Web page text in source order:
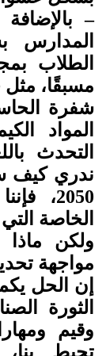
–
المدارس
الطلاب
مسبقًا، مثل
شفرة
المواد
التحدث
ندري كيف
2050،
الخاصة
ولكن ماذا
مواجهة
إن الحل
الثورة
وقيم
تحيط